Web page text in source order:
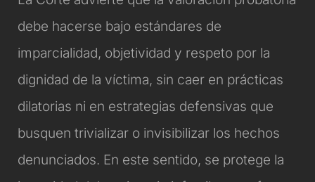
debe hacerse bajo estándares de
imparcialidad, objetividad y respeto por la
dignidad de la víctima, sin caer en prácticas
dilatorias ni en estrategias defensivas que
busquen trivializar o invisibilizar los hechos
denunciados. En este sentido, se protege la